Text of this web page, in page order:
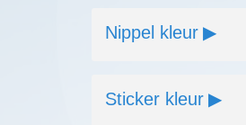
Nippel kleur
Sticker kleur